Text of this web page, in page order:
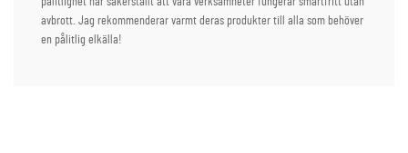
avbrott. Jag rekommenderar varmt deras produkter till alla som behöver
en pålitlig elkälla!